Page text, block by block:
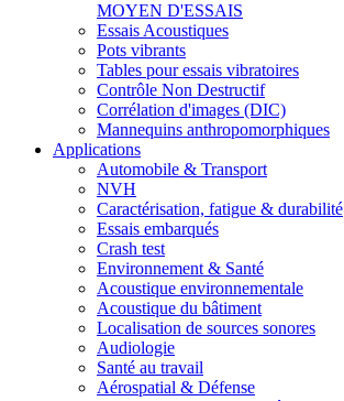
MOYEN D'ESSAIS
Essais Acoustiques
Pots vibrants
Tables pour essais vibratoires
Contrôle Non Destructif
Corrélation d'images (DIC)
Mannequins anthropomorphiques
Applications
Automobile & Transport
NVH
Caractérisation, fatigue & durabilité
Essais embarqués
Crash test
Environnement & Santé
Acoustique environnementale
Acoustique du bâtiment
Localisation de sources sonores
Audiologie
Santé au travail
Aérospatial & Défense